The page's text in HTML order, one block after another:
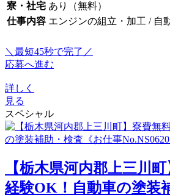
寮・社宅 あり（無料）
仕事内容 エンジンの組立・加工 / 自
＼最短45秒で完了／
応募へ進む
詳しく
見る
スペシャル
【栃木県河内郡上三川
経験OK！自動車の塗装